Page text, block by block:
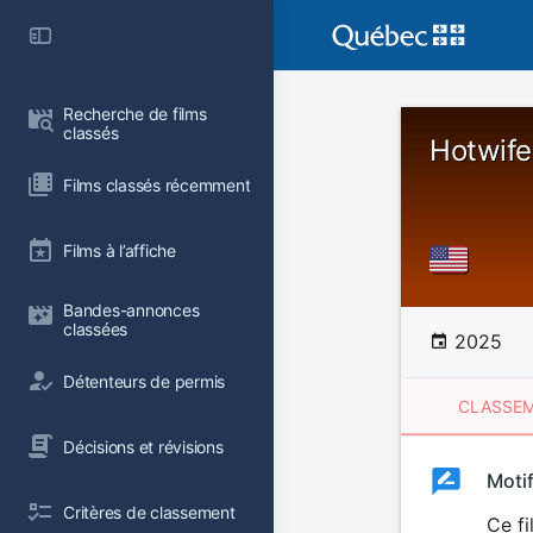
Recherche de films
classés
Films classés récemment
Films à l’affiche
Bandes-annonces
classées
Détenteurs de permis
Décisions et révisions
Critères de classement
2025
Ce